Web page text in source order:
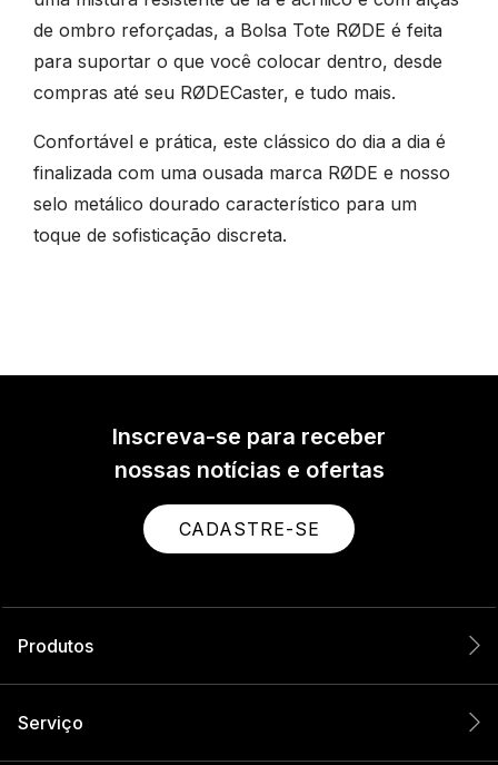
de ombro reforçadas, a Bolsa Tote RØDE é feita
para suportar o que você colocar dentro, desde
compras até seu RØDECaster, e tudo mais.
Confortável e prática, este clássico do dia a dia é
finalizada com uma ousada marca RØDE e nosso
selo metálico dourado característico para um
toque de sofisticação discreta.
Inscreva-se para receber
nossas notícias e ofertas
CADASTRE-SE
Produtos
Serviço